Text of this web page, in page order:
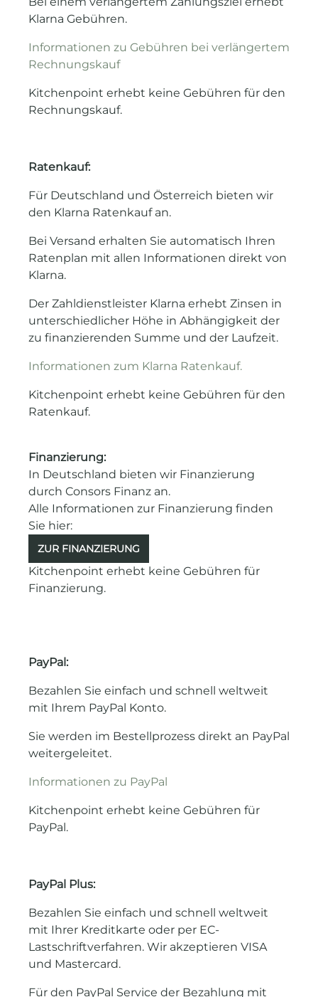
Klarna Gebühren.
Informationen zu Gebühren bei verlängertem
Rechnungskauf
Kitchenpoint erhebt keine Gebühren für den
Rechnungskauf.
Ratenkauf:
Für Deutschland und Österreich bieten wir
den Klarna Ratenkauf an.
Bei Versand erhalten Sie automatisch Ihren
Ratenplan mit allen Informationen direkt von
Klarna.
Der Zahldienstleister Klarna erhebt Zinsen in
unterschiedlicher Höhe in Abhängigkeit der
zu finanzierenden Summe und der Laufzeit.
Informationen zum Klarna Ratenkauf.
Kitchenpoint erhebt keine Gebühren für den
Ratenkauf.
Finanzierung:
In Deutschland bieten wir Finanzierung
durch Consors Finanz an.
Alle Informationen zur Finanzierung finden
Sie hier:
ZUR FINANZIERUNG
Kitchenpoint erhebt keine Gebühren für
Finanzierung.
PayPal:
Bezahlen Sie einfach und schnell weltweit
mit Ihrem PayPal Konto.
Sie werden im Bestellprozess direkt an PayPal
weitergeleitet.
Informationen zu PayPal
Kitchenpoint erhebt keine Gebühren für
PayPal.
PayPal Plus:
Bezahlen Sie einfach und schnell weltweit
mit Ihrer Kreditkarte oder per EC-
Lastschriftverfahren. Wir akzeptieren VISA
und Mastercard.
Für den PayPal Service der Bezahlung mit